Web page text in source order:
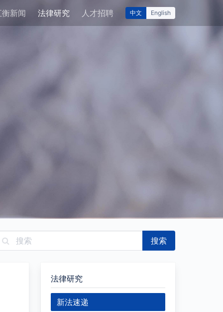
衡新闻 法律研究 人才招聘 中文 English
搜索
法律研究
新法速递